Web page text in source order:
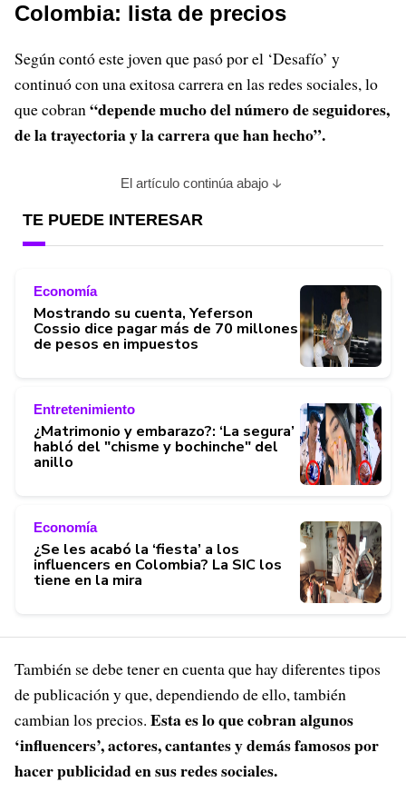
Colombia: lista de precios
Según contó este joven que pasó por el ‘Desafío’ y
continuó con una exitosa carrera en las redes sociales, lo
que cobran“depende mucho del número de seguidores,
de la trayectoria y la carrera que han hecho”.
El artículo continúa abajo
TE PUEDE INTERESAR
Economía
Mostrando su cuenta, Yeferson
Cossio dice pagar más de 70 millones
de pesos en impuestos
Entretenimiento
¿Matrimonio y embarazo?: ‘La segura’
habló del "chisme y bochinche" del
anillo
Economía
¿Se les acabó la ‘fiesta’ a los
influencers en Colombia? La SIC los
tiene en la mira
También se debe tener en cuenta que hay diferentes tipos
de publicación y que, dependiendo de ello, también
cambian los precios. Esta es lo que cobran algunos
‘influencers’, actores, cantantes y demás famosos por
hacer publicidad en sus redes sociales.